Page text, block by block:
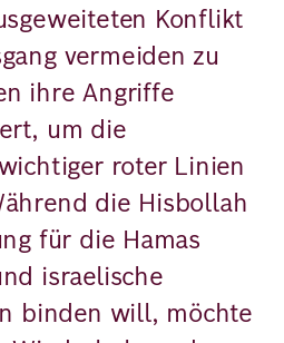
Konflikt
vermeiden zu
ihre Angriffe
um die
roter Linien
die Hisbollah
für die Hamas
israelische
binden will, möchte